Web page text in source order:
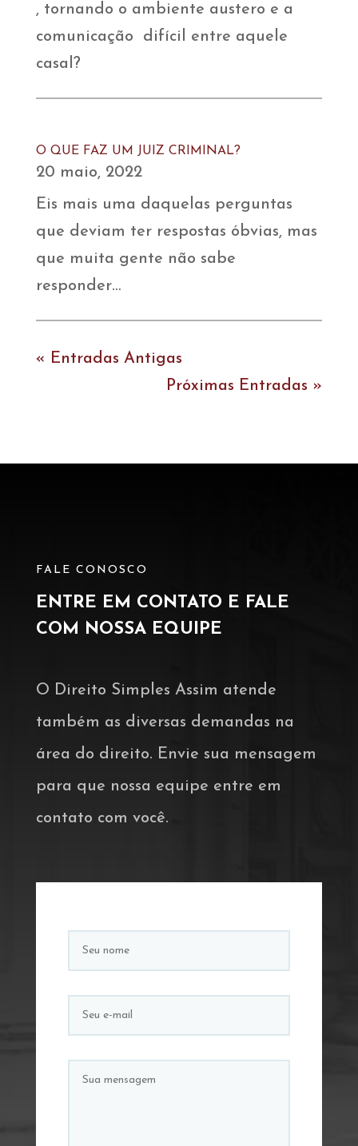
, tornando o ambiente austero e a
comunicação difícil entre aquele
casal?
O QUE FAZ UM JUIZ CRIMINAL?
20 maio, 2022
Eis mais uma daquelas perguntas
que deviam ter respostas óbvias, mas
que muita gente não sabe
responder…
« Entradas Antigas
Próximas Entradas »
FALE CONOSCO
ENTRE EM CONTATO E FALE
COM NOSSA EQUIPE
O Direito Simples Assim atende
também as diversas demandas na
área do direito. Envie sua mensagem
para que nossa equipe entre em
contato com você.